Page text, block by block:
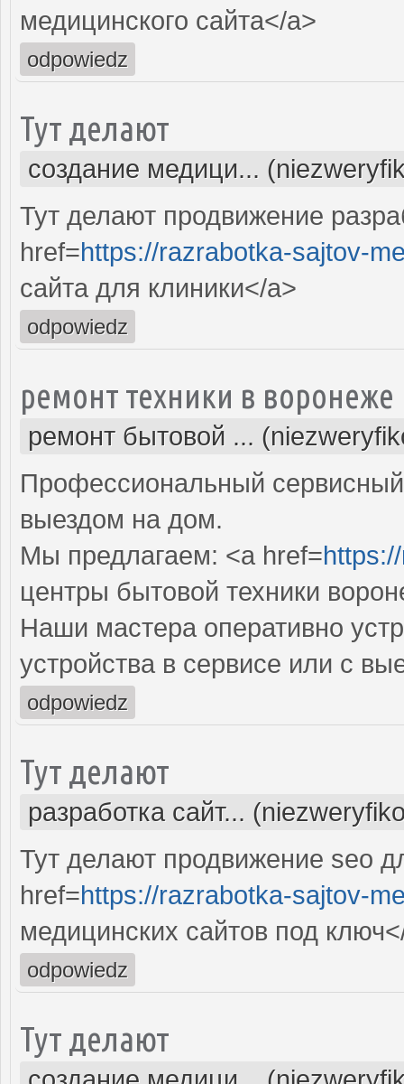
медицинского сайта</a>
odpowiedz
Тут делают
создание медици...
Тут делают продвижение
href=https://razrabotka-sajtov-
сайта для клиники</a>
odpowiedz
ремонт техники в воронеже
ремонт бытовой ...
Профессиональный
выездом на дом.
Мы предлагаем: <a href=
центры бытовой техники
Наши мастера оперативно
устройства в сервисе или с
odpowiedz
Тут делают
разработка сайт...
Тут делают продвижение seo
href=https://razrabotka-sajtov-
медицинских сайтов под
odpowiedz
Тут делают